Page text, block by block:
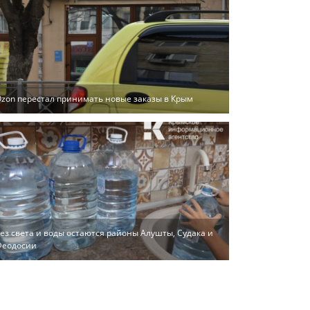
перестал принимать новые заказы в Крым
света и воды остаются районы Алушты, Судака и